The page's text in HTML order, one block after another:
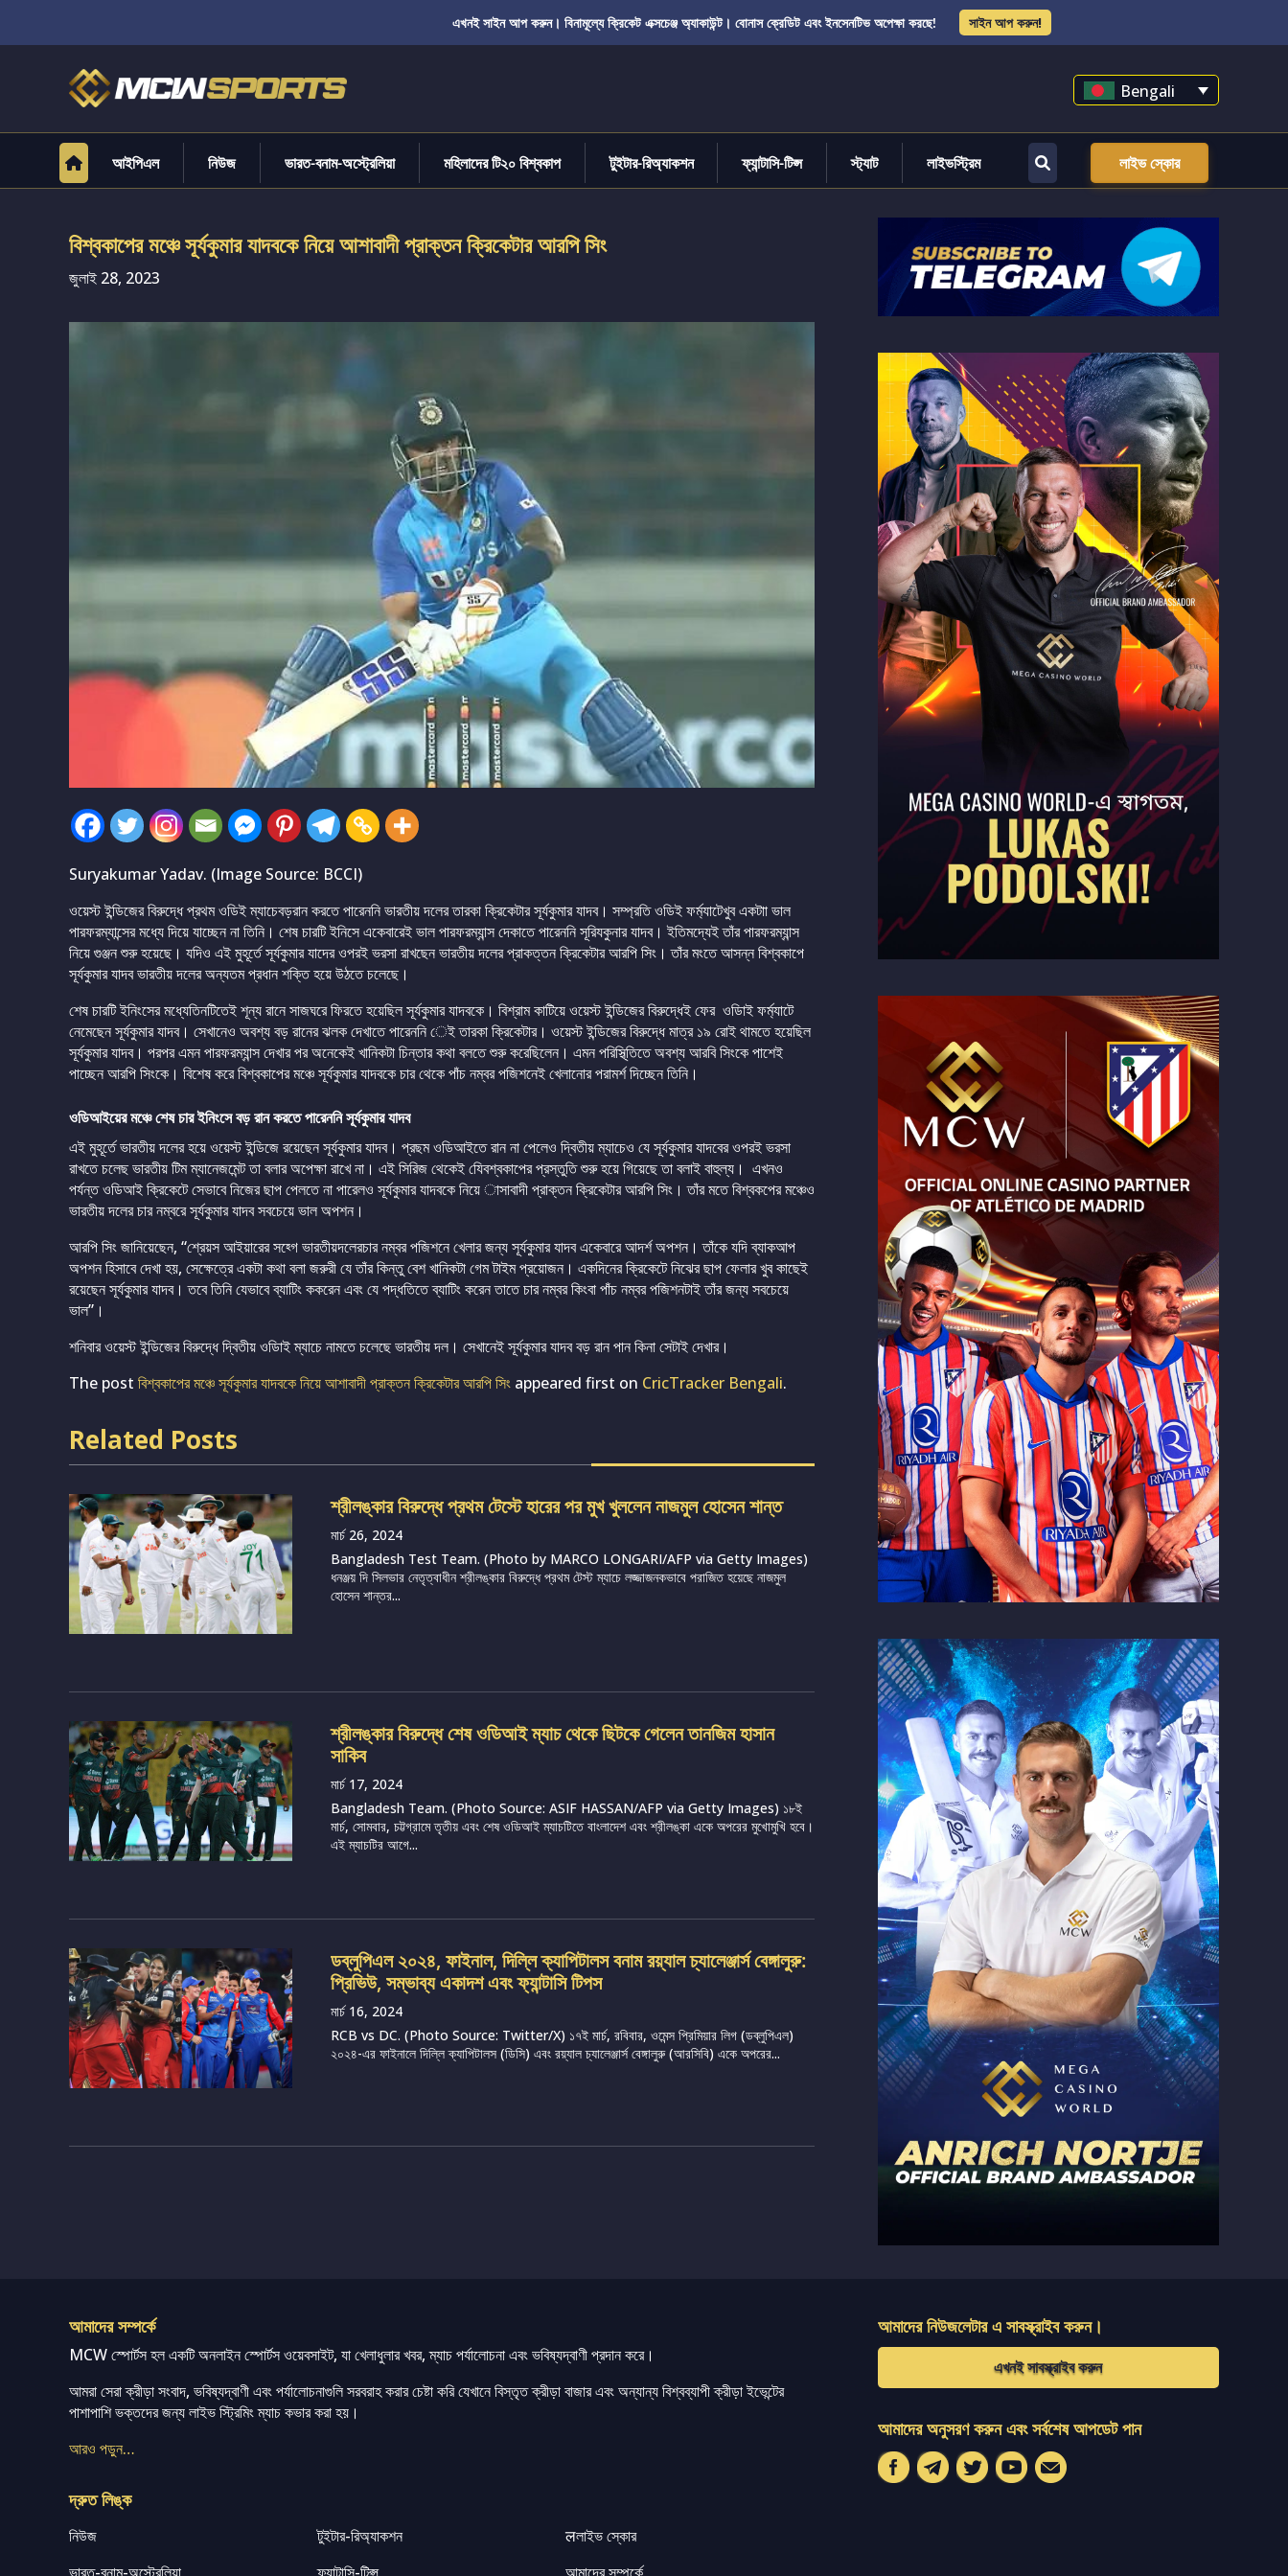
এখনই সাইন আপ করুন। বিনামূল্যে ক্রিকেট এক্সচেঞ্জ অ্যাকাউন্ট। বোনাস ক্রেডিট এবং ইনসেনটিভ অপেক্ষা করছে! সাইন আপ করুন!
Bengali
আইপিএল নিউজ ভারত-বনাম-অস্ট্রেলিয়া মহিলাদের টি২০ বিশ্বকাপ টুইটার-রিঅ্যাকশন ফ্যান্টাসি-টিপ্স স্ট্যাট লাইভস্ট্রিম লাইভ স্কোর
বিশ্বকাপের মঞ্চে সূর্যকুমার যাদবকে নিয়ে আশাবাদী প্রাক্তন ক্রিকেটার আরপি সিং
জুলাই 28, 2023
Suryakumar Yadav. (Image Source: BCCI)
ওয়েস্ট ইন্ডিজের বিরুদ্ধে প্রথম ওডিই ম্যাচেবড়রান করতে পারেননি ভারতীয় দলের তারকা ক্রিকেটার সূর্যকুমার যাদব। সম্প্রতি ওডিই ফর্ম্যাটেখুব একটাা ভাল
পারফরম্যান্সের মধ্যে দিয়ে যাচ্ছেন না তিনি। শেষ চারটি ইনিসে একেবারেই ভাল পারফরম্যান্স দেকাতে পারেননি সূরিযকুনার যাদব। ইতিমদ্যেই তাঁর পারফরম্যান্স
নিয়ে গুঞ্জন শুরু হয়েছে। যদিও এই মুহূর্তে সূর্যকুমার যাদের ওপরই ভরসা রাখছেন ভারতীয় দলের প্রাকত্তন ক্রিকেটার আরপি সিং। তাঁর মংতে আসন্ন বিশ্বকাপে
সূর্যকুমার যাদব ভারতীয় দলের অন্যতম প্রধান শক্তি হয়ে উঠতে চলেছে।
শেষ চারটি ইনিংসের মধ্যেতিনটিতেই শূন্য রানে সাজঘরে ফিরতে হয়েছিল সূর্যকুমার যাদবকে। বিশ্রাম কাটিয়ে ওয়েস্ট ইন্ডিজের বিরুদ্ধেই ফের ওডিাই ফর্ম্যাটে
নেমেছেন সূর্যকুমার যাদব। সেখানেও অবশ্য বড় রানের ঝলক দেখাতে পারেননি েই তারকা ক্রিকেটার। ওয়েস্ট ইন্ডিজের বিরুদ্ধে মাত্র ১৯ রােই থামতে হয়েছিল
সূর্যকুমার যাদব। পরপর এমন পারফরম্যান্স দেখার পর অনেকেই খানিকটা চিন্তার কথা বলতে শুরু করেছিলেন। এমন পরিস্থি্তিতে অবশ্য আরবি সিংকে পাশেই
পাচ্ছেন আরপি সিংকে। বিশেষ করে বিশ্বকাপের মঞ্চে সূর্যকুমার যাদবকে চার থেকে পাঁচ নম্বর পজিশনেই খেলানোর পরামর্শ দিচ্ছেন তিনি।
ওডিআইয়ের মঞ্চে শেষ চার ইনিংসে বড় রান করতে পারেননি সূর্যকুমার যাদব
এই মুহূর্তে ভারতীয় দলের হয়ে ওয়েস্ট ইন্ডিজে রয়েছেন সূর্যকুমার যাদব। প্রছম ওডিআইতে রান না পেলেও দ্বিতীয় ম্যাচেও যে সূর্যকুমার যাদবের ওপরই ভরসা
রাখতে চলেছ ভারতীয় টিম ম্যানেজমেন্ট তা বলার অপেক্ষা রাখে না। এই সিরিজ থেকেই যেিবশ্বকাপের প্রস্তুতি শুরু হয়ে গিয়েছে তা বলাই বাহুল্য। এখনও
পর্যন্ত ওডিআই ক্রিকেটে সেভাবে নিজের ছাপ পেলতে না পারেলও সূর্যকুমার যাদবকে নিয়ে াসাবাদী প্রাক্তন ক্রিকেটার আরপি সিং। তাঁর মতে বিশ্বকপের মঞ্চেও
ভারতীয় দলের চার নম্বরে সূর্যকুমার যাদব সবচেয়ে ভাল অপশন।
আরপি সিং জানিয়েছেন, “শ্রেয়স আইয়ারের সহ্গে ভারতীয়দলেরচার নম্বর পজিশনে খেলার জন্য সূর্যকুমার যাদব একেবারে আদর্শ অপশন। তাঁকে যদি ব্যাকআপ
অপশন হিসাবে দেখা হয়, সেক্ষেত্রে একটা কথা বলা জরুরী যে তাঁর কিন্তু বেশ খানিকটা গেম টাইম প্রয়োজন। একদিনের ক্রিকেটে নিঝের ছাপ ফেলার খুব কাছেই
রয়েছেন সূর্যকুমার যাদব। তবে তিনি যেভাবে ব্যাটিং ককরেন এবং যে পদ্ধতিতে ব্যাটিং করেন তাতে চার নম্বর কিংবা পাঁচ নম্বর পজিশনটাই তাঁর জন্য সবচেয়ে
ভাল”।
শনিবার ওয়েস্ট ইন্ডিজের বিরুদ্ধে দ্বিতীয় ওডিাই ম্যাচে নামতে চলেছে ভারতীয় দল। সেখানেই সূর্যকুমার যাদব বড় রান পান কিনা সেটাই দেখার।
The post বিশ্বকাপের মঞ্চে সূর্যকুমার যাদবকে নিয়ে আশাবাদী প্রাক্তন ক্রিকেটার আরপি সিং appeared first on CricTracker Bengali.
Related Posts
শ্রীলঙ্কার বিরুদ্ধে প্রথম টেস্টে হারের পর মুখ খুললেন নাজমুল হোসেন শান্ত
মার্চ 26, 2024
Bangladesh Test Team. (Photo by MARCO LONGARI/AFP via Getty Images)
ধনঞ্জয় দি সিলভার নেতৃত্বাধীন শ্রীলঙ্কার বিরুদ্ধে প্রথম টেস্ট ম্যাচে লজ্জাজনকভাবে পরাজিত হয়েছে নাজমুল
হোসেন শান্তর...
শ্রীলঙ্কার বিরুদ্ধে শেষ ওডিআই ম্যাচ থেকে ছিটকে গেলেন তানজিম হাসান
সাকিব
মার্চ 17, 2024
Bangladesh Team. (Photo Source: ASIF HASSAN/AFP via Getty Images) ১৮ই
মার্চ, সোমবার, চট্টগ্রামে তৃতীয় এবং শেষ ওডিআই ম্যাচটিতে বাংলাদেশ এবং শ্রীলঙ্কা একে অপরের মুখোমুখি হবে।
এই ম্যাচটির আগে...
ডব্লুপিএল ২০২৪, ফাইনাল, দিল্লি ক্যাপিটালস বনাম রয়্যাল চ্যালেঞ্জার্স বেঙ্গালুরু:
প্রিভিউ, সম্ভাব্য একাদশ এবং ফ্যান্টাসি টিপস
মার্চ 16, 2024
RCB vs DC. (Photo Source: Twitter/X) ১৭ই মার্চ, রবিবার, ওমেন্স প্রিমিয়ার লিগ (ডব্লুপিএল)
২০২৪-এর ফাইনালে দিল্লি ক্যাপিটালস (ডিসি) এবং রয়্যাল চ্যালেঞ্জার্স বেঙ্গালুরু (আরসিবি) একে অপরের...
আমাদের সম্পর্কে
MCW স্পোর্টস হল একটি অনলাইন স্পোর্টস ওয়েবসাইট, যা খেলাধুলার খবর, ম্যাচ পর্যালোচনা এবং ভবিষ্যদ্বাণী প্রদান করে।
আমরা সেরা ক্রীড়া সংবাদ, ভবিষ্যদ্বাণী এবং পর্যালোচনাগুলি সরবরাহ করার চেষ্টা করি যেখানে বিস্তৃত ক্রীড়া বাজার এবং অন্যান্য বিশ্বব্যাপী ক্রীড়া ইভেন্টের
পাশাপাশি ভক্তদের জন্য লাইভ স্ট্রিমিং ম্যাচ কভার করা হয়।
আরও পড়ুন…
দ্রুত লিঙ্ক
নিউজ টুইটার-রিঅ্যাকশন
लলাইভ স্কোর
আমাদের নিউজলেটার এ সাবস্ক্রাইব করুন।
এখনই সাবস্ক্রাইব করুন
আমাদের অনুসরণ করুন এবং সর্বশেষ আপডেট পান